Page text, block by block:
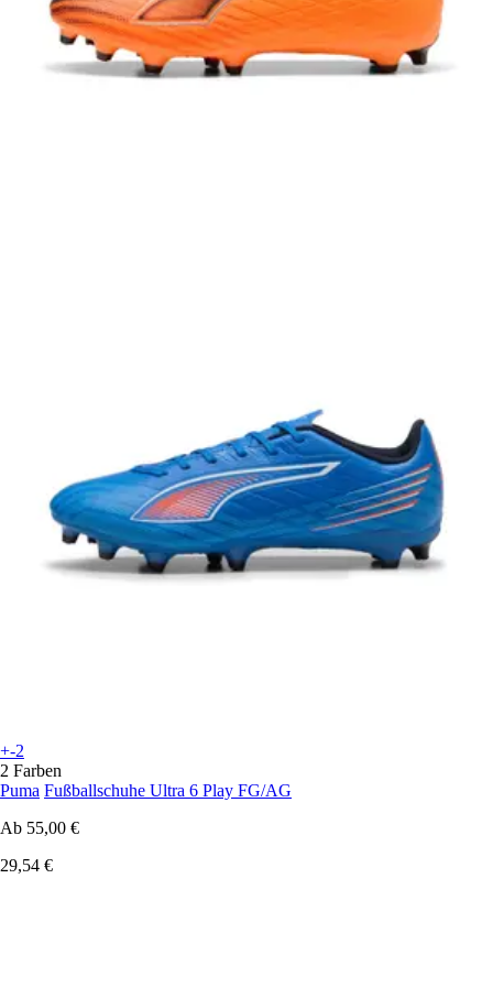
+-2
2 Farben
Puma Fußballschuhe Ultra 6 Play FG/AG
Ab 55,00 €
29,54 €